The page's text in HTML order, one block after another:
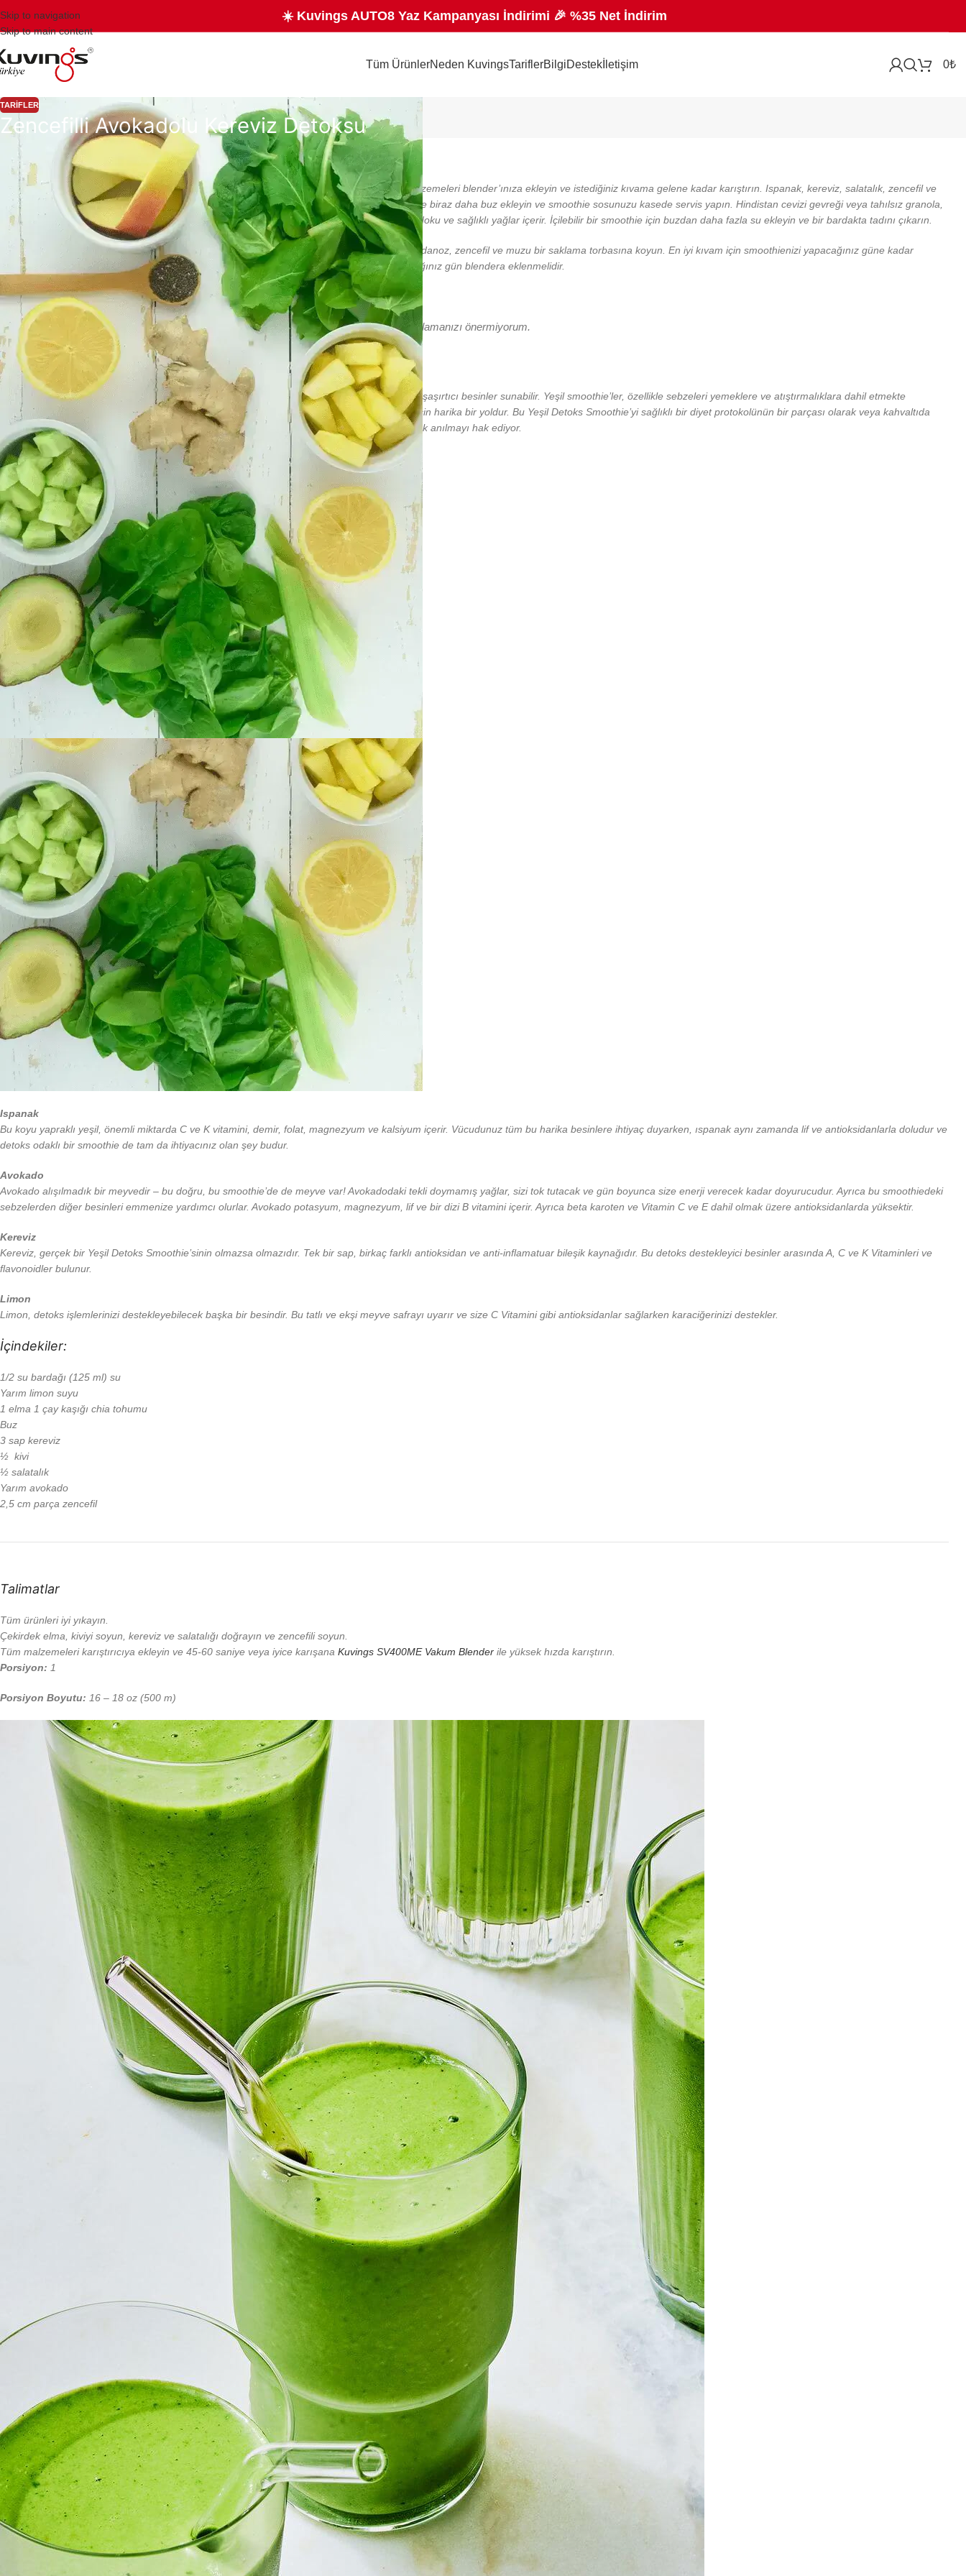
Skip to navigation
Skip to main content
☀️ Kuvings AUTO8 Yaz Kampanyası İndirimi 🎉 %35 Net İndirim
Tüm ÜrünlerNeden KuvingsTariflerBilgiDestek İletişim 0₺
TARIFLER
Zencefilli Avokadolu Kereviz Detoksu
Yeşil Detoks Smoothie Nasıl Yapılır?
Yeni favori Yeşil Detoks Smoothie’niz için tarifim çok basit. Smoothie’nizi yapmak için tüm malzemeleri blender’ınıza ekleyin ve istediğiniz kıvama gelene kadar karıştırın. Ispanak, kereviz, salatalık, zencefil ve
muzu dilerseniz buzlukta saklayabilirsiniz. Eğer bir smoothie kasesi istiyorsanız, daha az su ve biraz daha buz ekleyin ve smoothie sosunuzu kasede servis yapın. Hindistan cevizi gevreği veya tahılsız granola,
bu smoothie’yi güne başlamak için eğlenceli bir yemek haline getirmeye yardımcı olabilecek doku ve sağlıklı yağlar içerir. İçilebilir bir smoothie için buzdan daha fazla su ekleyin ve bir bardakta tadını çıkarın.
Ayrıca Yeşil Detoks Smoothie’nizi önceden hazırlayabilirsiniz. Ispanak, kereviz, salatalık, maydanoz, zencefil ve muzu bir saklama torbasına koyun. En iyi kıvam için smoothienizi yapacağınız güne kadar
avokadonuzu eklemeyi beklemenizi öneririm. Limon suyu, buz, su ve kolajen, smoothie yaptığınız gün blendera eklenmelidir.
Smoothie okside olacağından ve doku değişeceğinden, smoothie’yi buzdolabında saklamanızı önermiyorum.
Sağlıklı Yeşil Smoothie Malzemeler
Sadece bir porsiyonda, detoks smoothie’leri, detoksifikasyon yollarını teşvik ederken pek çok şaşırtıcı besinler sunabilir. Yeşil smoothie’ler, özellikle sebzeleri yemeklere ve atıştırmalıklara dahil etmekte
zorlanıyorlarsa, detoksifikasyonu destekleyebilecek günlük sebze porsiyonlarına ulaşmaları için harika bir yoldur. Bu Yeşil Detoks Smoothie’yi sağlıklı bir diyet protokolünün bir parçası olarak veya kahvaltıda
hazır yemek seçeneği olarak kullanın. Bu bileşenler, sağlığı artırma yetenekleri için özel olarak anılmayı hak ediyor.
Ispanak
Bu koyu yapraklı yeşil, önemli miktarda C ve K vitamini, demir, folat, magnezyum ve kalsiyum içerir. Vücudunuz tüm bu harika besinlere ihtiyaç duyarken, ıspanak aynı zamanda lif ve antioksidanlarla doludur ve
detoks odaklı bir smoothie de tam da ihtiyacınız olan şey budur.
Avokado
Avokado alışılmadık bir meyvedir – bu doğru, bu smoothie’de de meyve var! Avokadodaki tekli doymamış yağlar, sizi tok tutacak ve gün boyunca size enerji verecek kadar doyurucudur. Ayrıca bu smoothiedeki
sebzelerden diğer besinleri emmenize yardımcı olurlar. Avokado potasyum, magnezyum, lif ve bir dizi B vitamini içerir. Ayrıca beta karoten ve Vitamin C ve E dahil olmak üzere antioksidanlarda yüksektir.
Kereviz
Kereviz, gerçek bir Yeşil Detoks Smoothie’sinin olmazsa olmazıdır. Tek bir sap, birkaç farklı antioksidan ve anti-inflamatuar bileşik kaynağıdır. Bu detoks destekleyici besinler arasında A, C ve K Vitaminleri ve
flavonoidler bulunur.
Limon
Limon, detoks işlemlerinizi destekleyebilecek başka bir besindir. Bu tatlı ve ekşi meyve safrayı uyarır ve size C Vitamini gibi antioksidanlar sağlarken karaciğerinizi destekler.
İçindekiler:
1/2 su bardağı (125 ml) su
Yarım limon suyu
1 elma 1 çay kaşığı chia tohumu
Buz
3 sap kereviz
½ kivi
½ salatalık
Yarım avokado
2,5 cm parça zencefil
Talimatlar
Tüm ürünleri iyi yıkayın.
Çekirdek elma, kiviyi soyun, kereviz ve salatalığı doğrayın ve zencefili soyun.
Tüm malzemeleri karıştırıcıya ekleyin ve 45-60 saniye veya iyice karışana Kuvings SV400ME Vakum Blender ile yüksek hızda karıştırın.
Porsiyon: 1
Porsiyon Boyutu: 16 – 18 oz (500 m)